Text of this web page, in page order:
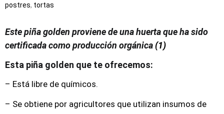
postres, tortas
Este piña golden proviene de una huerta que ha sido
certificada como producción orgánica (1)
Esta piña golden que te ofrecemos:
– Está libre de químicos.
– Se obtiene por agricultores que utilizan insumos de